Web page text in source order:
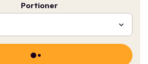
Portioner